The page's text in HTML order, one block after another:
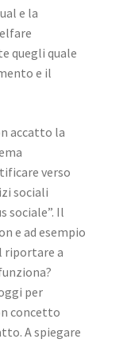
e la
quegli quale
e il
accatto la
verso
sociali
sociale”. Il
e ad esempio
riportare a
per
concetto
A spiegare